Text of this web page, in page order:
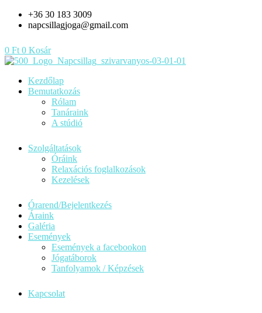
Skip
+36 30 183 3009
napcsillagjoga@gmail.com
0 Ft 0 Kosár
Kezdőlap
Bemutatkozás
Rólam
Tanáraink
A stúdió
Szolgáltatások
Óráink
Relaxációs foglalkozások
Kezelések
Órarend/Bejelentkezés
Áraink
Galéria
Események
Események a facebookon
Jógatáborok
Tanfolyamok / Képzések
Kapcsolat